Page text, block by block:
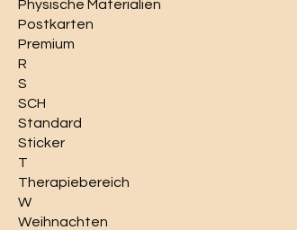
Physische Materialien
Postkarten
Premium
R
S
SCH
Standard
Sticker
T
Therapiebereich
W
Weihnachten